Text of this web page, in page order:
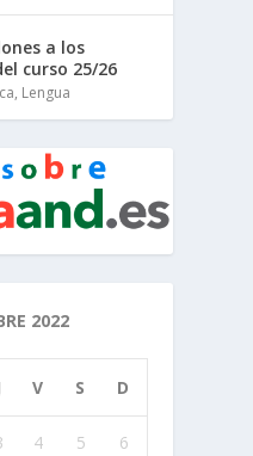
a los
curso 25/26
, Lengua
2022
V S D
4 5 6